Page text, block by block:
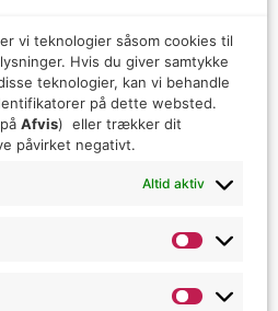
vi teknologier såsom cookies til
Hvis du giver samtykke
teknologier, kan vi behandle
på dette websted.
Afvis) eller trækker dit
påvirket negativt.
Altid aktiv